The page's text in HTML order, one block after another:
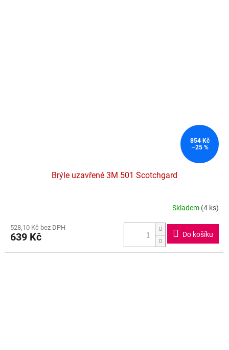
854 Kč
–25 %
Brýle uzavřené 3M 501 Scotchgard
produktu
je
Skladem (4 ks)
528,10 Kč bez DPH
639 Kč Do košíku